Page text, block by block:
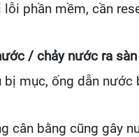
lỗi phần mềm, cần
/ chảy nước ra sàn
bị mục, ống dẫn nước
cân bằng cũng gây